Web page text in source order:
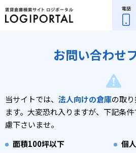
電話
お問い合わせ
当サイトでは、 法人向けの倉庫の取
ます。 大変恐れ入りますが、下記条
慮下さいませ。
面積100坪以下
個